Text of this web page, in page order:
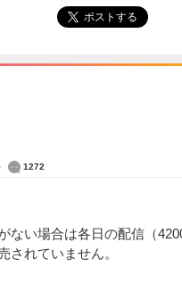
ポストする
1272
ない場合は各日の配信（
されていません。